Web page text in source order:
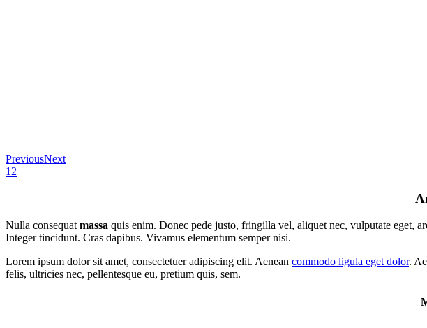
PreviousNext
1 2
Nulla consequatmassa quis enim. Donec pede justo, fringilla vel, aliquet nec, vulputate eget,
Integer tincidunt. Cras dapibus. Vivamus elementum semper nisi.
Lorem ipsum dolor sit amet, consectetuer adipiscing elit. Aenean commodo ligula eget dolor.
felis, ultricies nec, pellentesque eu, pretium quis, sem.